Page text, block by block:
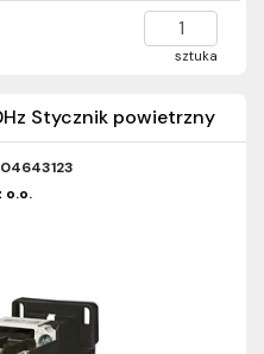
sztuka
Stycznik powietrzny
o.o.